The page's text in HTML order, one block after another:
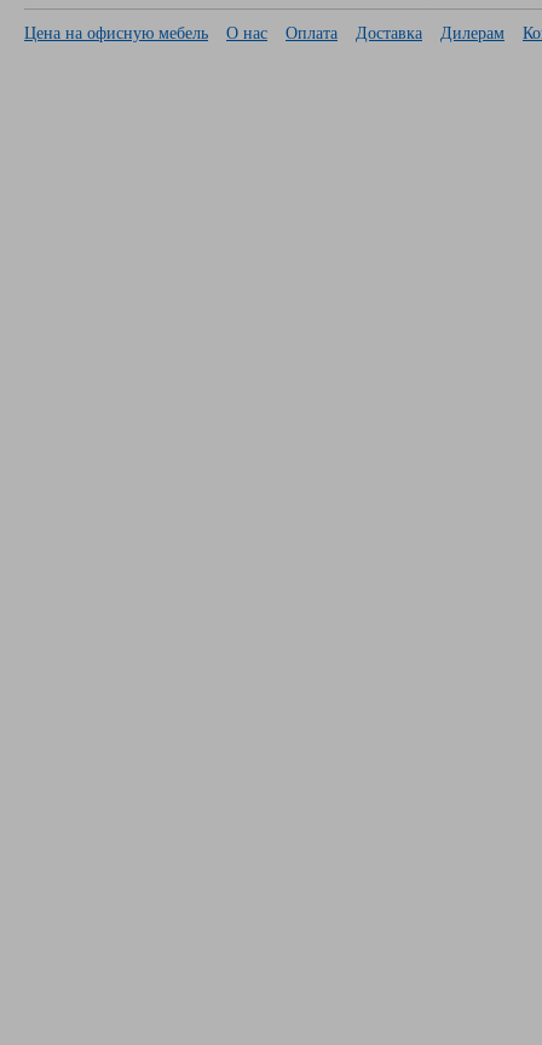
Цена на офисную мебель О нас Оплата Доставка Дилерам